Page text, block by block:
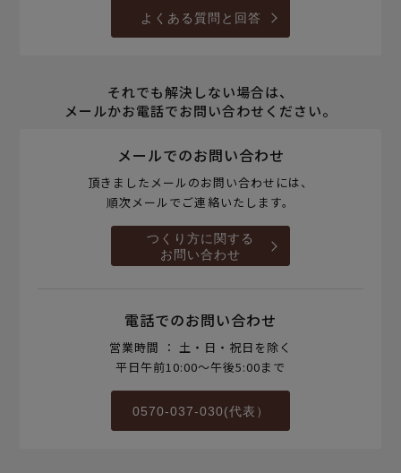
よくある質問と回答
それでも解決しない場合は、
メールかお電話でお問い合わせください。
メールでのお問い合わせ
頂きましたメールのお問い合わせには、
順次メールでご連絡いたします。
つくり方に関する
お問い合わせ
電話でのお問い合わせ
営業時間 ： 土・日・祝日を除く
平日午前10:00～午後5:00まで
0570-037-030(代表）